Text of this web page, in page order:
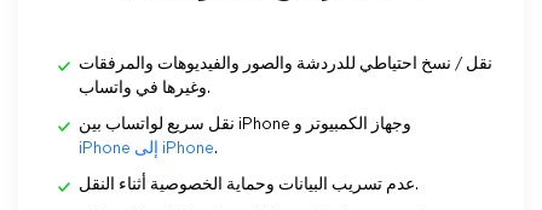
نقل / نسخ احتياطي للدردشة والصور والفيديوهات والمرفقات
وغيرها في واتساب.
نقل سريع لواتساب بين iPhone وجهاز الكمبيوتر و
iPhone إلى iPhone.
عدم تسريب البيانات وحماية الخصوصية أثناء النقل.